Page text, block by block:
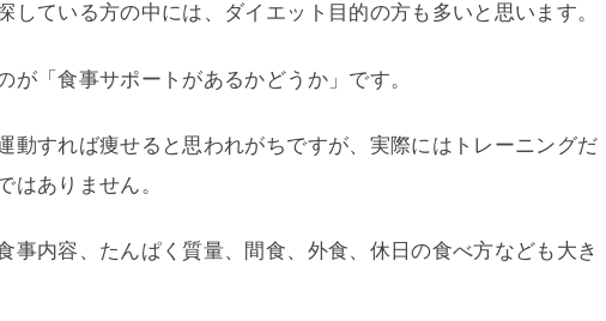
している方の中には、ダイエット目的の方も多いと思います。
が「食事サポートがあるかどうか」です。
動すれば痩せると思われがちですが、実際にはトレーニングだ
はありません。
事内容、たんぱく質量、間食、外食、休日の食べ方なども大き